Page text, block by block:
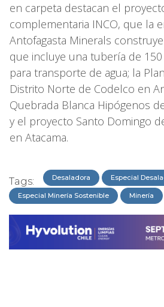
en carpeta destacan el
complementaria INCO, que la
Antofagasta Minerals
que incluye una tubería de
para transporte de agua; la
Distrito Norte de Codelco en
Quebrada Blanca Hipógenos
y el proyecto Santo Domingo
en Atacama.
Tags: Desaladora Especial
Especial Minería Sostenible Minería